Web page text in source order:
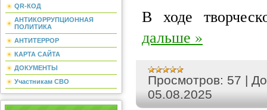
QR-КОД
АНТИКОРРУПЦИОННАЯ
ПОЛИТИКА
АНТИТЕРРОР
КАРТА САЙТА
ДОКУМЕНТЫ
Участникам СВО
В ходе
дальше »
Просмотров: 57 |
05.08.2025